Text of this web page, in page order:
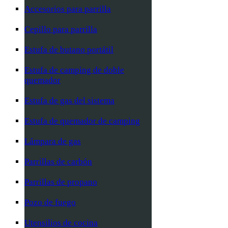
Accesorios para parrilla
Cepillo para parrilla
Estufa de butano portátil
Estufa de camping de doble
quemador
Estufa de gas del sistema
Estufa de quemador de camping
Lámpara de gas
Parrillas de carbón
Parrillas de propano
Pozo de fuego
Utensilios de cocina